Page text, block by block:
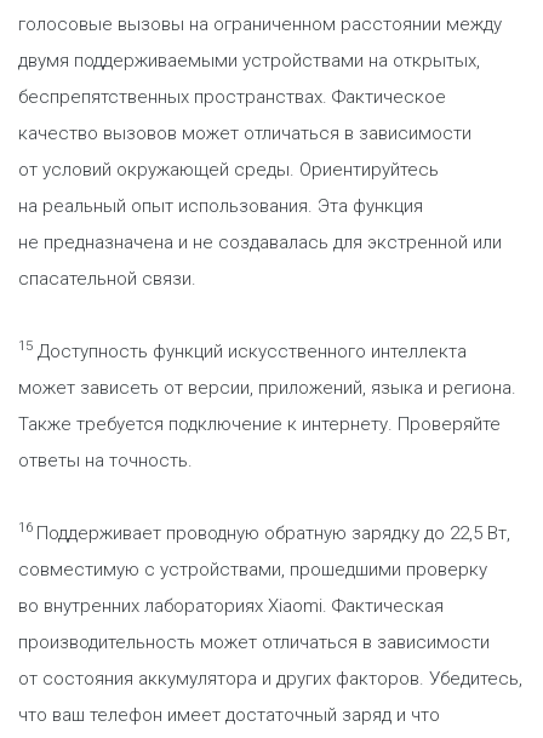
голосовые вызовы на ограниченном расстоянии между
двумя поддерживаемыми устройствами на открытых,
беспрепятственных пространствах. Фактическое
качество вызовов может отличаться в зависимости
от условий окружающей среды. Ориентируйтесь
на реальный опыт использования. Эта функция
не предназначена и не создавалась для экстренной или
спасательной связи.
15 Доступность функций искусственного интеллекта
может зависеть от версии, приложений, языка и региона.
Также требуется подключение к интернету. Проверяйте
ответы на точность.
16 Поддерживает проводную обратную зарядку до 22,5 Вт,
совместимую с устройствами, прошедшими проверку
во внутренних лабораториях Xiaomi. Фактическая
производительность может отличаться в зависимости
от состояния аккумулятора и других факторов. Убедитесь,
что ваш телефон имеет достаточный заряд и что